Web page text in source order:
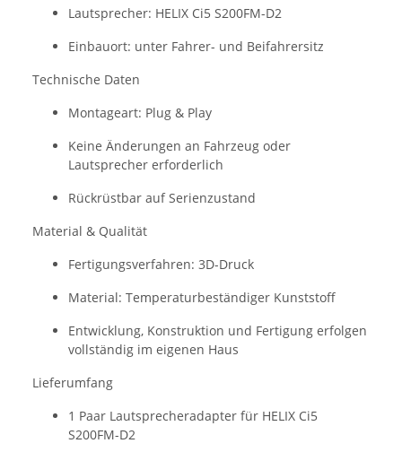
Lautsprecher: HELIX Ci5 S200FM-D2
Einbauort: unter Fahrer- und Beifahrersitz
Technische Daten
Montageart: Plug & Play
Keine Änderungen an Fahrzeug oder
Lautsprecher erforderlich
Rückrüstbar auf Serienzustand
Material & Qualität
Fertigungsverfahren: 3D-Druck
Material: Temperaturbeständiger Kunststoff
Entwicklung, Konstruktion und Fertigung erfolgen
vollständig im eigenen Haus
Lieferumfang
1 Paar Lautsprecheradapter für HELIX Ci5
S200FM-D2